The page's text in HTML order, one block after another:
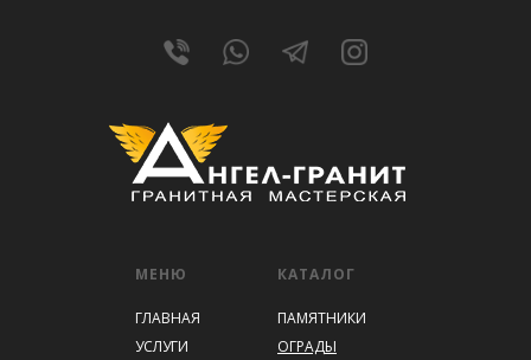
МЕНЮ
ГЛАВНАЯ
УСЛУГИ
КАТАЛОГ
ПАМЯТНИКИ
ОГРАДЫ